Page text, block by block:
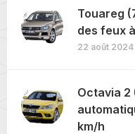
Touareg
des feux
22 août 2024
Octavia 2
km/h